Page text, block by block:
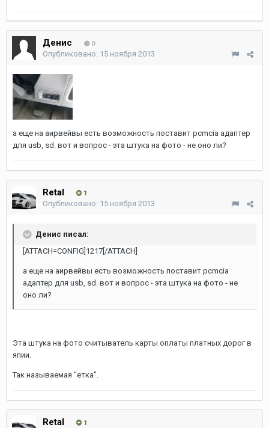
Денис 0
Опубликовано: 15 ноября 2013
а еще на аирвейвы есть возможность поставит pcmcia адаптер
для usb, sd. вот и вопрос - эта штука на фото - не оно ли?
Retal 1
Опубликовано: 15 ноября 2013
Денис писал:
[ATTACH=CONFIG]1217[/ATTACH]
а еще на аирвейвы есть возможность поставит pcmcia
адаптер для usb, sd. вот и вопрос - эта штука на фото - не
оно ли?
Эта штука на фото считыватель карты оплаты платных дорог в
япии.
Так называемая "етка".
Retal 1